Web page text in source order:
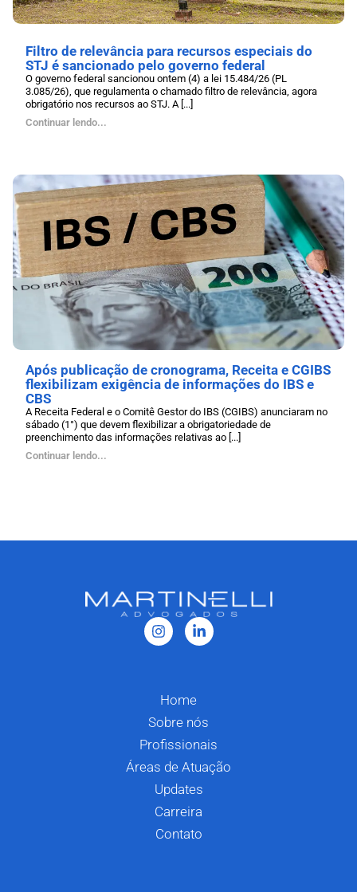
Filtro de relevância para recursos especiais do
STJ é sancionado pelo governo federal
O governo federal sancionou ontem (4) a lei 15.484/26 (PL
3.085/26), que regulamenta o chamado filtro de relevância, agora
obrigatório nos recursos ao STJ. A [...]
Continuar lendo...
Após publicação de cronograma, Receita e CGIBS
flexibilizam exigência de informações do IBS e
CBS
A Receita Federal e o Comitê Gestor do IBS (CGIBS) anunciaram no
sábado (1°) que devem flexibilizar a obrigatoriedade de
preenchimento das informações relativas ao [...]
Continuar lendo...
Home
Sobre nós
Profissionais
Áreas de Atuação
Updates
Carreira
Contato